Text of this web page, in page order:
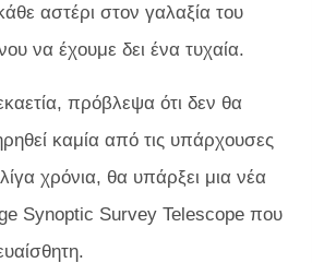
αστέρι στον γαλαξία του
να έχουμε δει ένα τυχαία.
πρόβλεψα ότι δεν θα
καμία από τις υπάρχουσες
χρόνια, θα υπάρξει μια νέα
Synoptic Survey Telescope που